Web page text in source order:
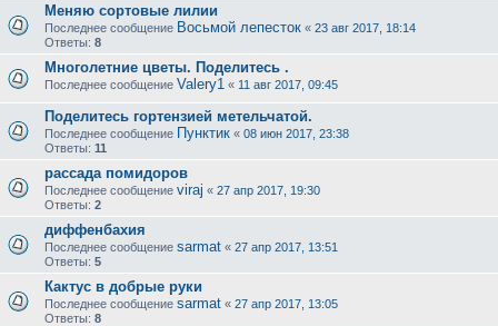
Меняю сортовые лилии
Последнее сообщение Восьмой лепесток « 23 авг 2017, 18:14
Ответы: 8
Многолетние цветы. Поделитесь .
Последнее сообщение Valery1 « 11 авг 2017, 09:45
Поделитесь гортензией метельчатой.
Последнее сообщение Пунктик « 08 июн 2017, 23:38
Ответы: 11
рассада помидоров
Последнее сообщение viraj « 27 апр 2017, 19:30
Ответы: 2
диффенбахия
Последнее сообщение sarmat « 27 апр 2017, 13:51
Ответы: 5
Кактус в добрые руки
Последнее сообщение sarmat « 27 апр 2017, 13:05
Ответы: 8